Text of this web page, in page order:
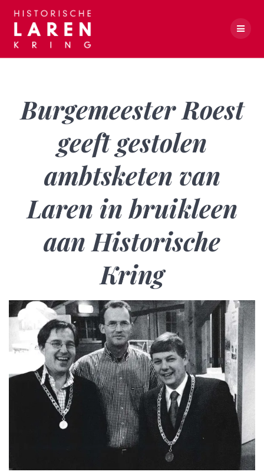
Burgemeester Roest
geeft gestolen
ambtsketen van
Laren in bruikleen
aan Historische
Kring